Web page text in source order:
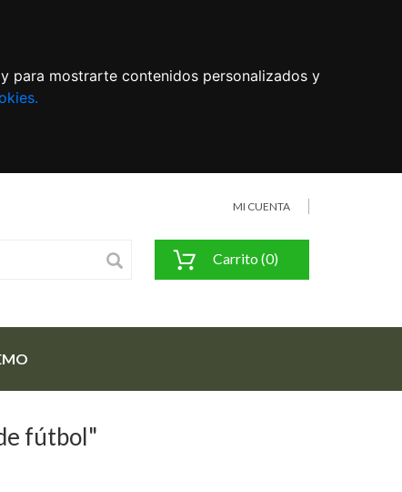
para mostrarte contenidos personalizados y
MI CUENTA
Carrito (0)
fútbol"